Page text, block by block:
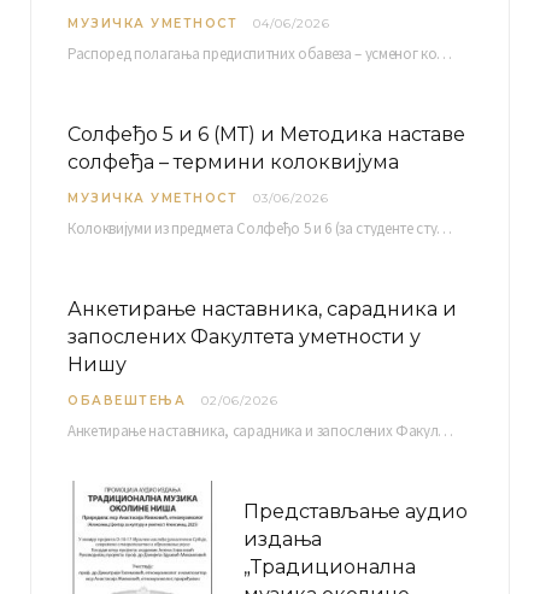
МУЗИЧКА УМЕТНОСТ 04/06/2026
Распоред полагaња предиспитних обавеза – усменог колоквијума и теста из слушања музике – објављен је…
Солфеђо 5 и 6 (МТ) и Методика наставе
солфеђа – термини колоквијума
МУЗИЧКА УМЕТНОСТ 03/06/2026
Колоквијуми из предмета Солфеђо 5 и 6 (за студенте студијског програма Музичка теорија) и Методика…
Анкетирање наставника, сарадника и
запослених Факултета уметности у
Нишу
ОБАВЕШТЕЊА 02/06/2026
Анкетирање наставника, сарадника и запослених Факултета уметности у Нишу ради сачињавања Извештаја о самовредновању биће…
Представљање аудио
издања
„Традиционална